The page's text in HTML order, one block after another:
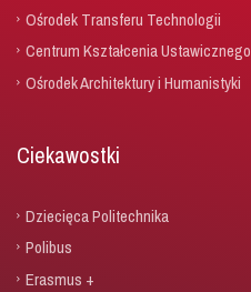
Ośrodek Transferu Technologii
Centrum Kształcenia Ustawicznego
Ośrodek Architektury i Humanistyki
Ciekawostki
Dziecięca Politechnika
Polibus
Erasmus +